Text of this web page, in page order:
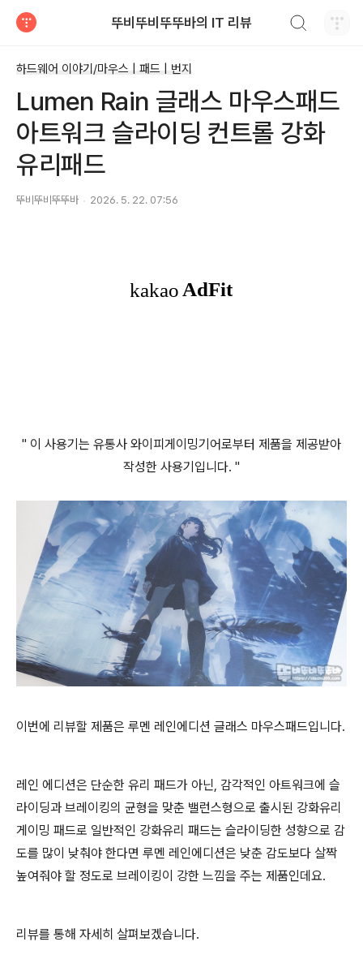
뚜비뚜비뚜뚜바의 IT 리뷰
하드웨어 이야기/마우스 | 패드 | 번지
Lumen Rain 글래스 마우스패드
아트워크 슬라이딩 컨트롤 강화
유리패드
뚜비뚜비뚜뚜바 2026. 5. 22. 07:56
" 이 사용기는 유통사 와이피게이밍기어로부터 제품을 제공받아
작성한 사용기입니다. "
이번에 리뷰할 제품은 루멘 레인에디션 글래스 마우스패드입니다.
레인 에디션은 단순한 유리 패드가 아닌, 감각적인 아트워크에 슬
라이딩과 브레이킹의 균형을 맞춘 밸런스형으로 출시된 강화유리
게이밍 패드로 일반적인 강화유리 패드는 슬라이딩한 성향으로 감
도를 많이 낮춰야 한다면 루멘 레인에디션은 낮춘 감도보다 살짝
높여줘야 할 정도로 브레이킹이 강한 느낌을 주는 제품인데요.
리뷰를 통해 자세히 살펴보겠습니다.